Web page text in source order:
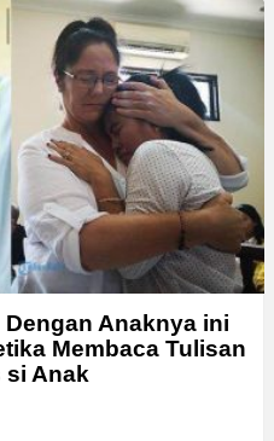
Anaknya ini
Membaca Tulisan
si Anak